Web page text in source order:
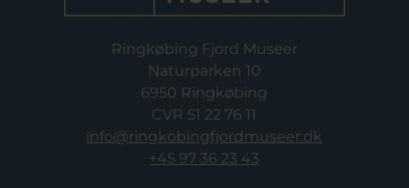
Ringkøbing Fjord Museer
Naturparken 10
6950 Ringkøbing
CVR 51 22 76 11
info@ringkobingfjordmuseer.dk
+45 97 36 23 43